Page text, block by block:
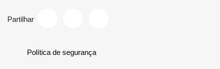
Partilhar
Política de segurança